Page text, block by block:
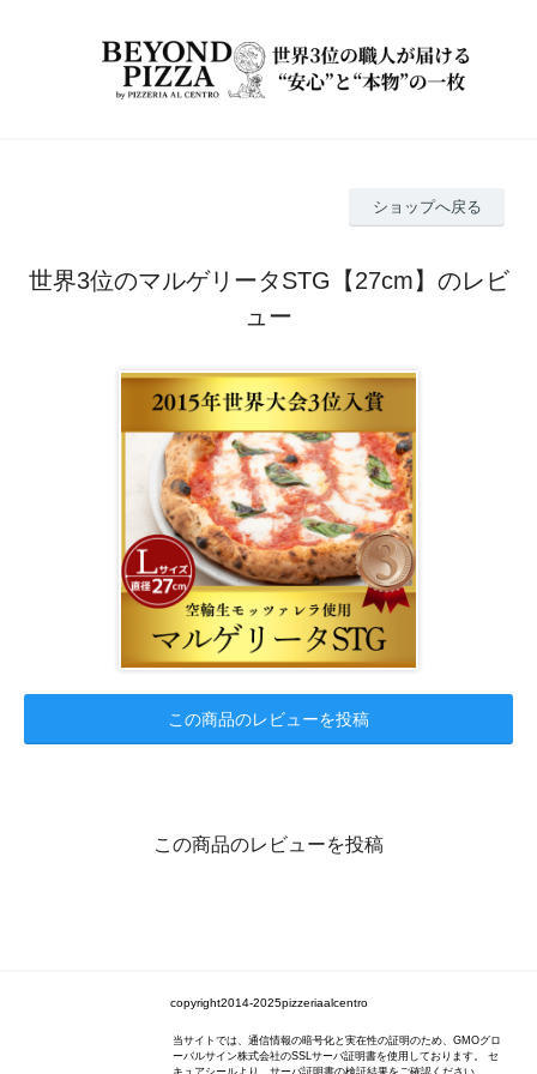
ショップへ戻る
世界3位のマルゲリータSTG【27cm】のレビ
ュー
この商品のレビューを投稿
この商品のレビューを投稿
copyright2014-2025pizzeriaalcentro
当サイトでは、通信情報の暗号化と実在性の証明のため、GMOグロ
ーバルサイン株式会社のSSLサーバ証明書を使用しております。 セ